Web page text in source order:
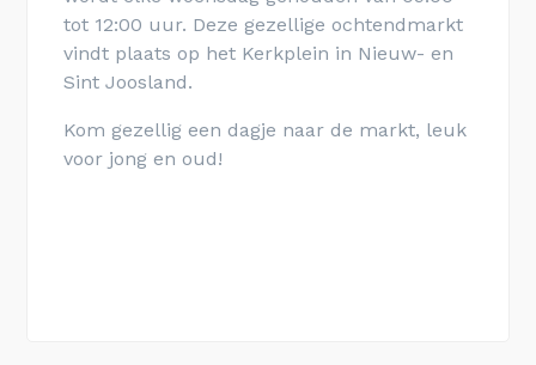
tot 12:00 uur. Deze gezellige ochtendmarkt
vindt plaats op het Kerkplein in Nieuw- en
Sint Joosland.
Kom gezellig een dagje naar de markt, leuk
voor jong en oud!